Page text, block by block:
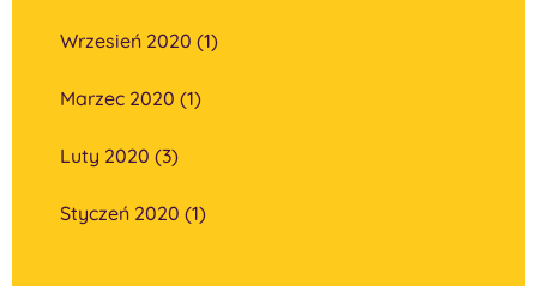
Wrzesień 2020 (1)
Marzec 2020 (1)
Luty 2020 (3)
Styczeń 2020 (1)